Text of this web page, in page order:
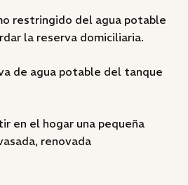
restringido del agua potable
la reserva domiciliaria.
de agua potable del tanque
en el hogar una pequeña
renovada